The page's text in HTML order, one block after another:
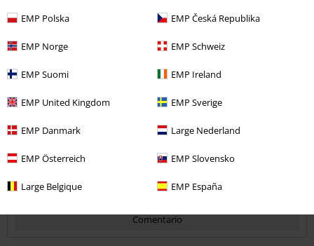
EMP Polska EMP Česká Republika
EMP Norge EMP Schweiz
EMP Suomi EMP Ireland
EMP United Kingdom EMP Sverige
EMP Danmark Large Nederland
EMP Österreich EMP Slovensko
Large Belgique EMP España
Ajuste
Anchura
Demasiado estrecho
Perfecto
Demasiado corto
Perfecto
Reseña verificada
¿Te ha sido útil esta opinión?
Comentario